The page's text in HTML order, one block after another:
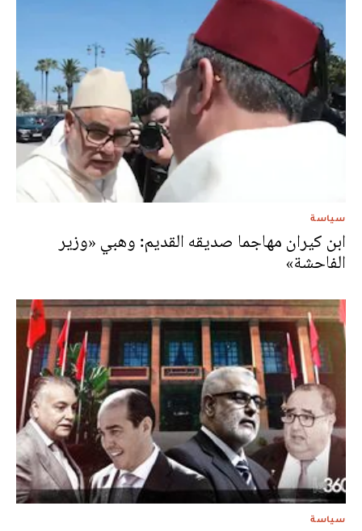
سياسة
ابن كيران مهاجما صديقه القديم: وهبي «وزير
الفاحشة»
سياسة